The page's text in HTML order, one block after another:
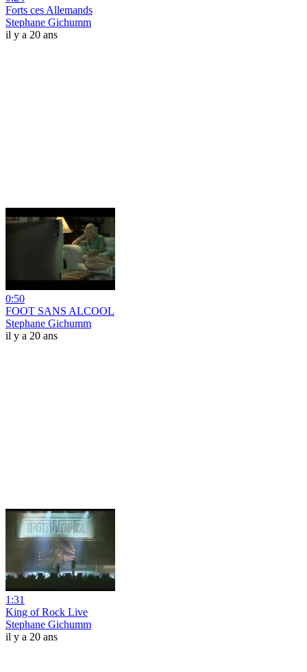
Forts ces Allemands
Stephane Gichumm
il y a 20 ans
0:50
FOOT SANS ALCOOL
Stephane Gichumm
il y a 20 ans
1:31
King of Rock Live
Stephane Gichumm
il y a 20 ans